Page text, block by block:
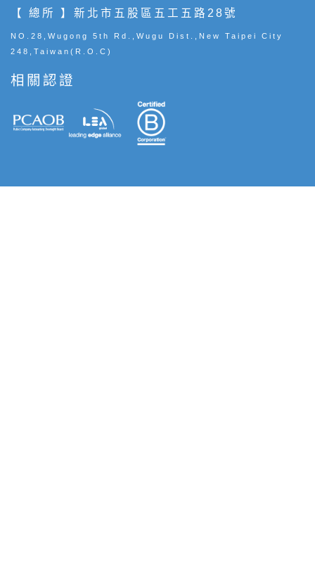
【 總所 】新北市五股區五工五路28號
NO.28,Wugong 5th Rd.,Wugu Dist.,New Taipei City
248,Taiwan(R.O.C)
相關認證